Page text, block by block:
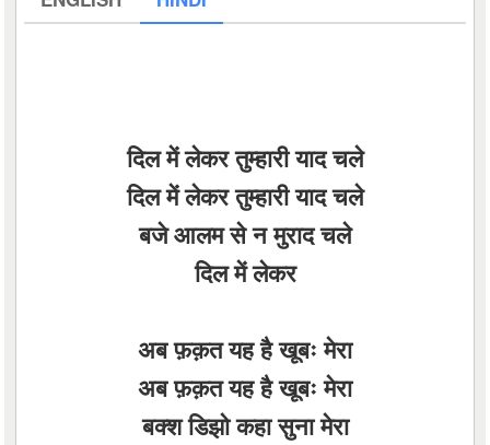
दिल में लेकर तुम्हारी याद चले
दिल में लेकर तुम्हारी याद चले
बजे आलम से न मुराद चले
दिल में लेकर
अब फ़क़त यह है खूबः मेरा
अब फ़क़त यह है खूबः मेरा
बक्श डिझो कहा सुना मेरा